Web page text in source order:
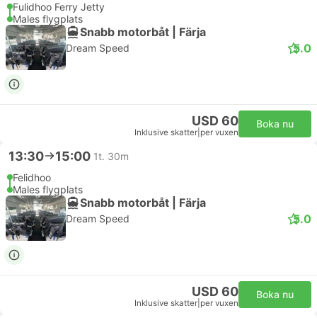
Fulidhoo Ferry Jetty
Males flygplats
Snabb motorbåt | Färja
Dream Speed 5.0
USD 60
Inklusive skatter per vuxen
Boka nu
13:30 15:00 1t. 30m
Felidhoo
Males flygplats
Snabb motorbåt | Färja
Dream Speed 5.0
USD 60
Inklusive skatter per vuxen
Boka nu